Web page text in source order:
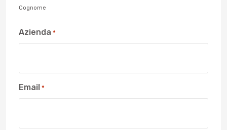
Cognome
Azienda *
Email *